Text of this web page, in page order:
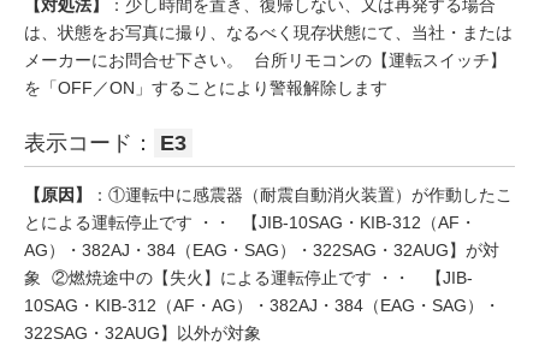
【対処法】
：少し時間を置き、復帰しない、又は再発する場合
は、状態をお写真に撮り、なるべく現存状態にて、当社・または
メーカーにお問合せ下さい。 台所リモコンの【運転スイッチ】
を「OFF／ON」することにより警報解除します
表示コード： E3
【原因】
：①運転中に感震器（耐震自動消火装置）が作動したこ
とによる運転停止です ・・ 【JIB-10SAG・KIB-312（AF・
AG）・382AJ・384（EAG・SAG）・322SAG・32AUG】が対
象 ②燃焼途中の【失火】による運転停止です ・・ 【JIB-
10SAG・KIB-312（AF・AG）・382AJ・384（EAG・SAG）・
322SAG・32AUG】以外が対象